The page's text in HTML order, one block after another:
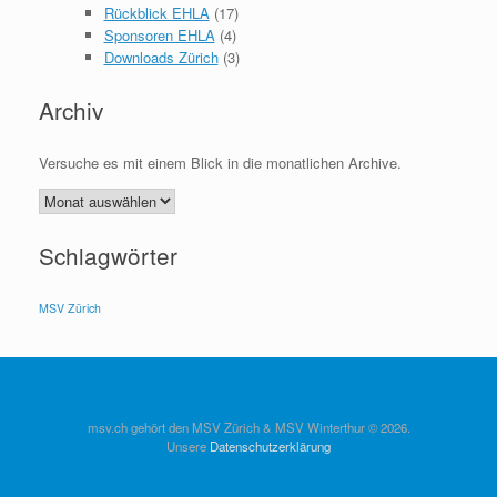
Rückblick EHLA(17)
Sponsoren EHLA(4)
Downloads Zürich(3)
Archiv
Versuche es mit einem Blick in die monatlichen Archive.
Archiv
Schlagwörter
MSV Zürich
msv.ch gehört den MSV Zürich & MSV Winterthur © 2026.
Unsere Datenschutzerklärung